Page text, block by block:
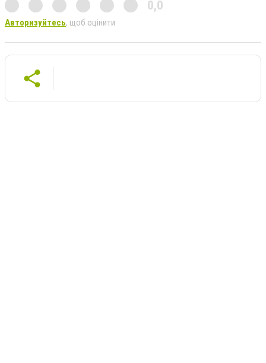
0,0
Авторизуйтесь, щоб оцінити